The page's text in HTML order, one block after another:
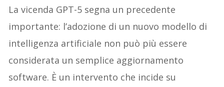
La vicenda GPT-5 segna un precedente
importante: l’adozione di un nuovo modello di
intelligenza artificiale non può più essere
considerata un semplice aggiornamento
software. È un intervento che incide su